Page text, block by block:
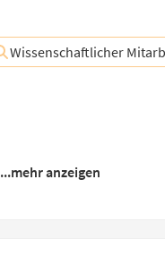
Wissenschaftlicher
...mehr anzeigen